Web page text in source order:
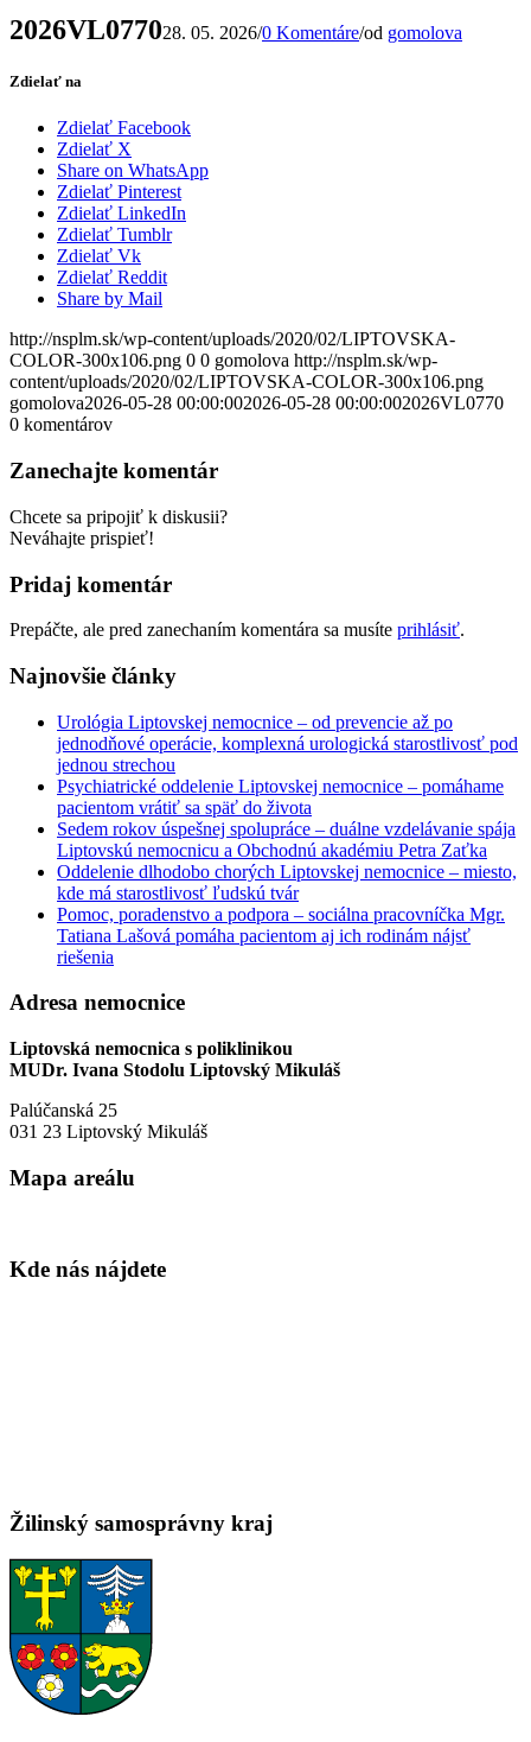
2026VL077028. 05. 2026/0 Komentáre/od gomolova
Zdielať na
Zdielať Facebook
Zdielať X
Share on WhatsApp
Zdielať Pinterest
Zdielať LinkedIn
Zdielať Tumblr
Zdielať Vk
Zdielať Reddit
Share by Mail
http://nsplm.sk/wp-content/uploads/2020/02/LIPTOVSKA-
COLOR-300x106.png 0 0 gomolova http://nsplm.sk/wp-
content/uploads/2020/02/LIPTOVSKA-COLOR-300x106.png
gomolova2026-05-28 00:00:002026-05-28 00:00:002026VL0770
0 komentárov
Zanechajte komentár
Chcete sa pripojiť k diskusii?
Neváhajte prispieť!
Pridaj komentár
Prepáčte, ale pred zanechaním komentára sa musíte prihlásiť.
Najnovšie články
Urológia Liptovskej nemocnice – od prevencie až po
jednodňové operácie, komplexná urologická starostlivosť pod
jednou strechou
Psychiatrické oddelenie Liptovskej nemocnice – pomáhame
pacientom vrátiť sa späť do života
Sedem rokov úspešnej spolupráce – duálne vzdelávanie spája
Liptovskú nemocnicu a Obchodnú akadémiu Petra Zaťka
Oddelenie dlhodobo chorých Liptovskej nemocnice – miesto,
kde má starostlivosť ľudskú tvár
Pomoc, poradenstvo a podpora – sociálna pracovníčka Mgr.
Tatiana Lašová pomáha pacientom aj ich rodinám nájsť
riešenia
Adresa nemocnice
Liptovská nemocnica s poliklinikou
MUDr. Ivana Stodolu Liptovský Mikuláš
Palúčanská 25
031 23 Liptovský Mikuláš
Mapa areálu
Kde nás nájdete
Žilinský samosprávny kraj